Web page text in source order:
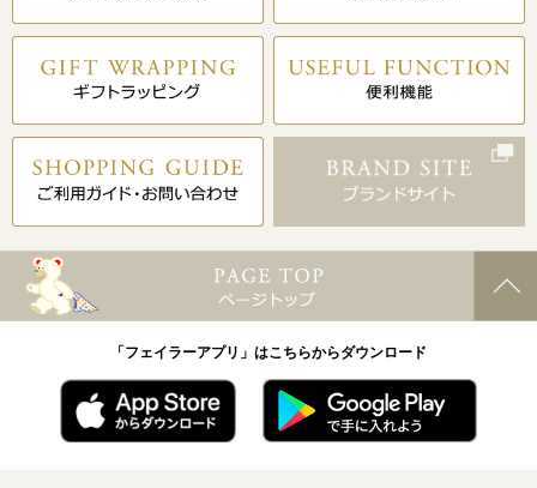
「フェイラーアプリ」はこちらからダウンロード